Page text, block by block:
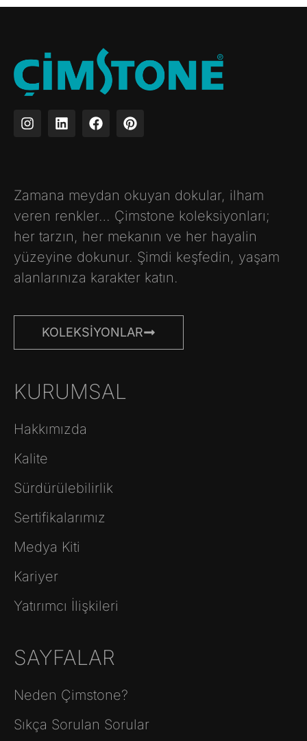
Zamana meydan okuyan dokular, ilham
veren renkler… Çimstone koleksiyonları;
her tarzın, her mekanın ve her hayalin
yüzeyine dokunur. Şimdi keşfedin, yaşam
alanlarınıza karakter katın.
KOLEKSIYONLAR
KURUMSAL
Hakkımızda
Kalite
Sürdürülebilirlik
Sertifikalarımız
Medya Kiti
Kariyer
Yatırımcı İlişkileri
SAYFALAR
Neden Çimstone?
Sıkça Sorulan Sorular